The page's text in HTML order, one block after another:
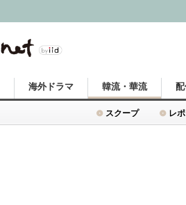
海外ドラマ 韓流・華流
スクープ レ